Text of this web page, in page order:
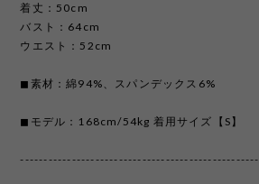
着丈：50cm
バスト：64cm
ウエスト：52cm
◼︎素材：綿94%、スパンデックス6%
◼︎モデル：168cm/54kg 着用サイズ【S】
---------------------------------------------------